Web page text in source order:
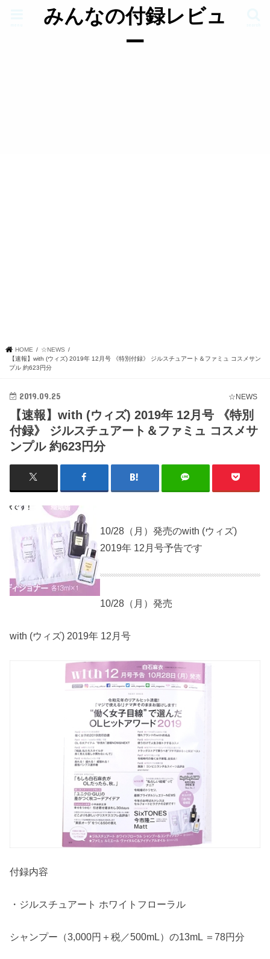
みんなの付録レビュ
ー
HOME
☆NEWS
【速報】with (ウィズ) 2019年 12月号 《特別付録》 ジルスチュアート＆ファミュ コスメサン
プル 約623円分
☆NEWS
2019.09.25
【速報】with (ウィズ) 2019年 12月号 《特別
付録》 ジルスチュアート＆ファミュ コスメサ
ンプル 約623円分
10/28（月）発売のwith (ウィズ)
2019年 12月号予告です
10/28（月）発売
with (ウィズ) 2019年 12月号
付録内容
・ジルスチュアート ホワイトフローラル
シャンプー（3,000円＋税／500mL）の13mL ＝78円分